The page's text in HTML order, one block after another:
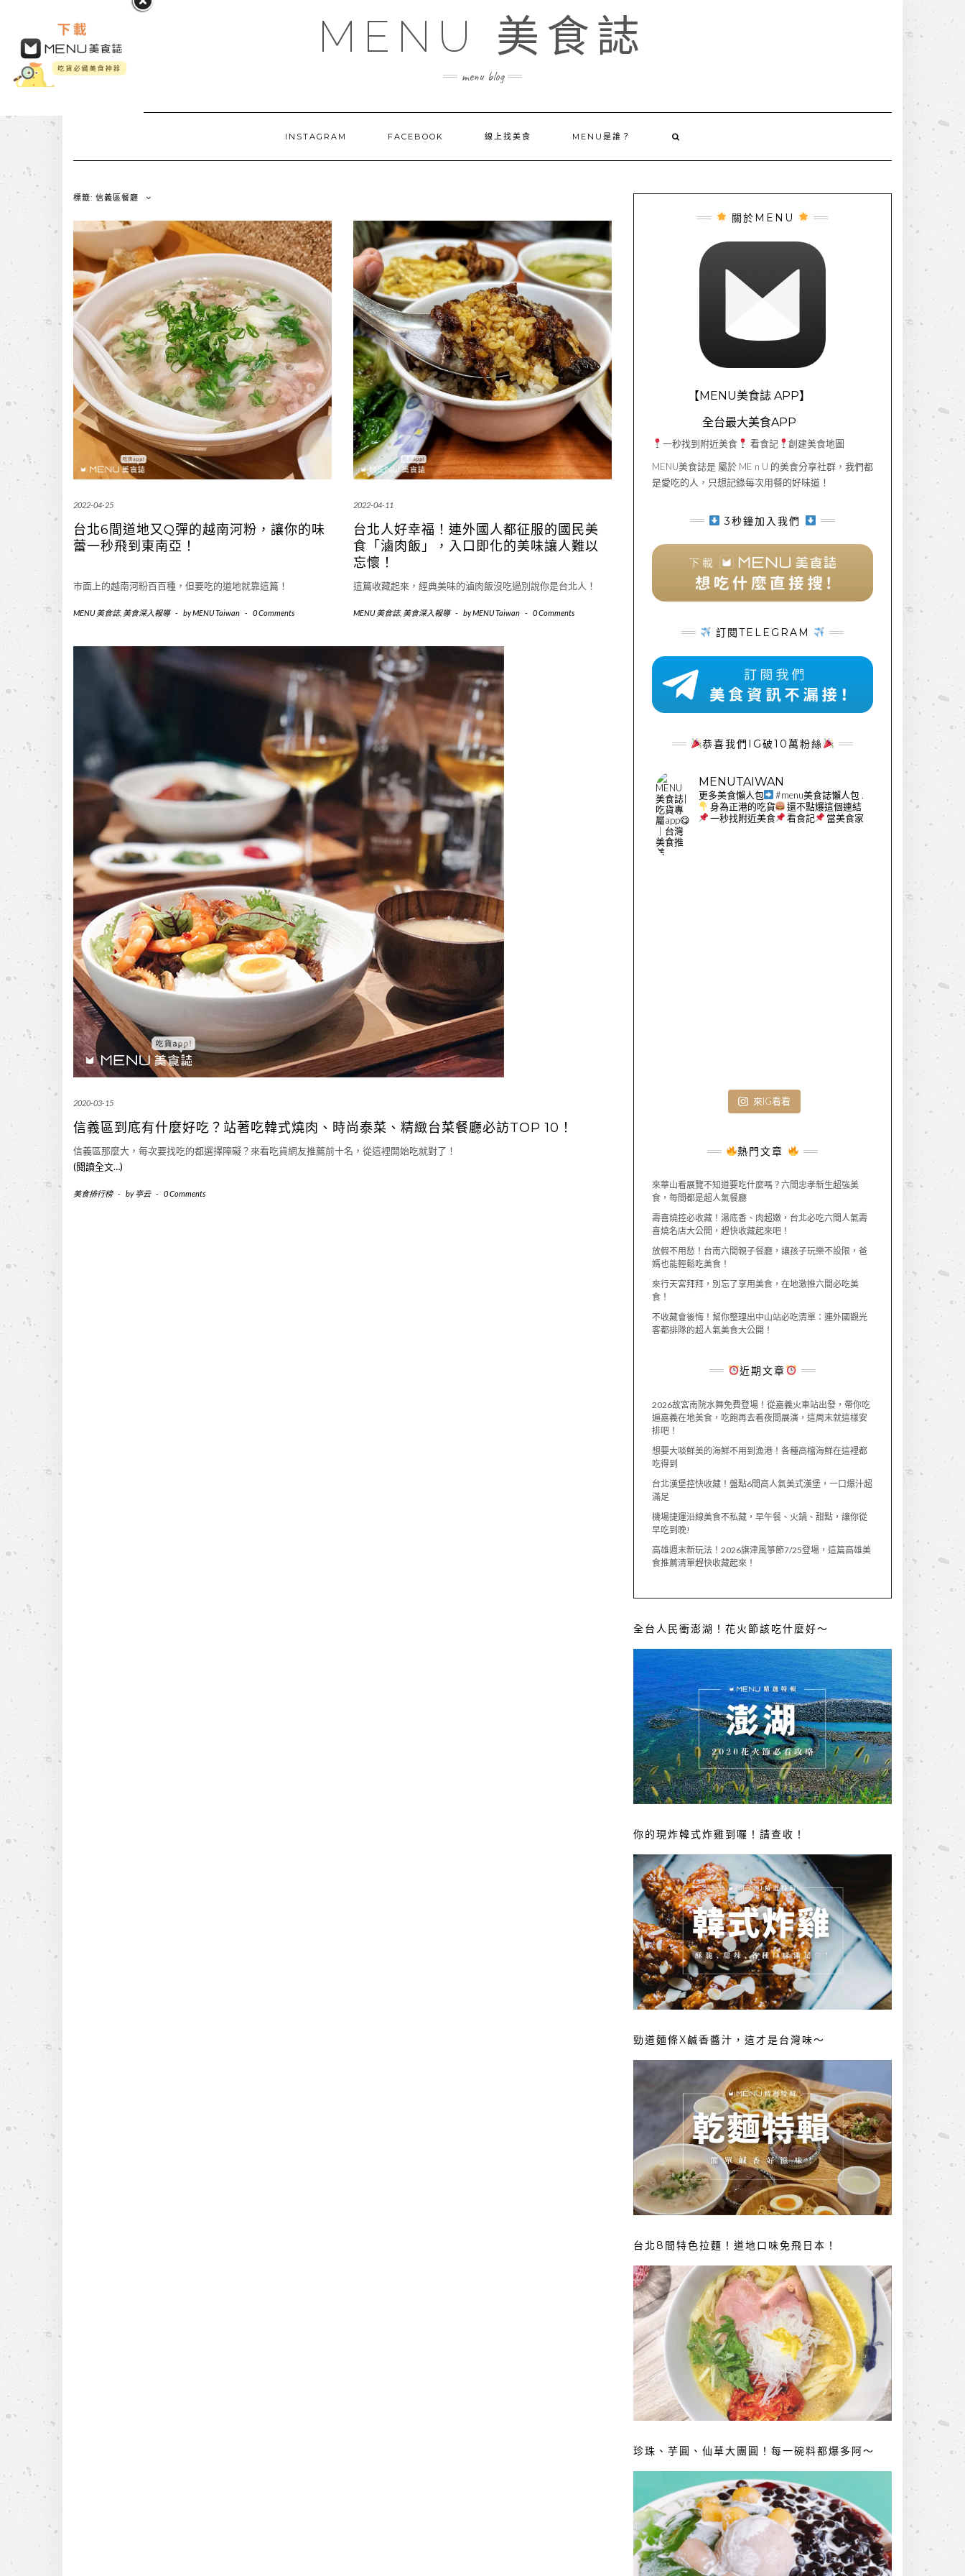
MENU 美食誌
menu blog
INSTAGRAM FACEBOOK 線上找美食 MENU是誰？
標籤: 信義區餐廳
2022-04-25
台北6間道地又Q彈的越南河粉，讓你的味
蕾一秒飛到東南亞！
市面上的越南河粉百百種，但要吃的道地就靠這篇！
MENU 美食誌, 美食深入報導 - byMENU Taiwan - 0 Comments
2022-04-11
台北人好幸福！連外國人都征服的國民美
食「滷肉飯」，入口即化的美味讓人難以
忘懷！
這篇收藏起來，經典美味的滷肉飯沒吃過別說你是台北人！
MENU 美食誌, 美食深入報導 - byMENU Taiwan - 0 Comments
2020-03-15
信義區到底有什麼好吃？站著吃韓式燒肉、時尚泰菜、精緻台菜餐廳必訪TOP 10！
信義區那麼大，每次要找吃的都選擇障礙？來看吃貨網友推薦前十名，從這裡開始吃就對了！
(閱讀全文…)
美食排行榜 - by亭云 - 0 Comments
關於MENU
【MENU美食誌 APP】
全台最大美食APP
一秒找到附近美食 看食記
創建美食地圖
MENU美食誌是 屬於 ME n U 的美食分享社群，我們都
是愛吃的人，只想記錄每次用餐的好味道！
3秒鐘加入我們
訂閱TELEGRAM
恭喜我們IG破10萬粉絲
MENUTAIWAN
更多美食懶人包 #menu美食誌懶人包 .
身為正港的吃貨
還不點爆這個連結
一秒找附近美食
看食記 當美食家
來IG看看
熱門文章
來華山看展覽不知道要吃什麼嗎？六間忠孝新生超強美
食，每間都是超人氣餐廳
壽喜燒控必收藏！湯底香、肉超嫩，台北必吃六間人氣壽
喜燒名店大公開，趕快收藏起來吧！
放假不用愁！台南六間親子餐廳，讓孩子玩樂不設限，爸
媽也能輕鬆吃美食！
來行天宮拜拜，別忘了享用美食，在地激推六間必吃美
食！
不收藏會後悔！幫你整理出中山站必吃清單：連外國觀光
客都排隊的超人氣美食大公開！
近期文章
2026故宮南院水舞免費登場！從嘉義火車站出發，帶你吃
遍嘉義在地美食，吃飽再去看夜間展演，這周末就這樣安
排吧！
想要大啖鮮美的海鮮不用到漁港！各種高檔海鮮在這裡都
吃得到
台北漢堡控快收藏！盤點6間高人氣美式漢堡，一口爆汁超
滿足
機場捷運沿線美食不私藏，早午餐、火鍋、甜點，讓你從
早吃到晚!
高雄週末新玩法！2026旗津風箏節7/25登場，這篇高雄美
食推薦清單趕快收藏起來！
全台人民衝澎湖！花火節該吃什麼好～
你的現炸韓式炸雞到囉！請查收！
勁道麵條X鹹香醬汁，這才是台灣味～
台北8間特色拉麵！道地口味免飛日本！
珍珠、芋圓、仙草大團圓！每一碗料都爆多阿～